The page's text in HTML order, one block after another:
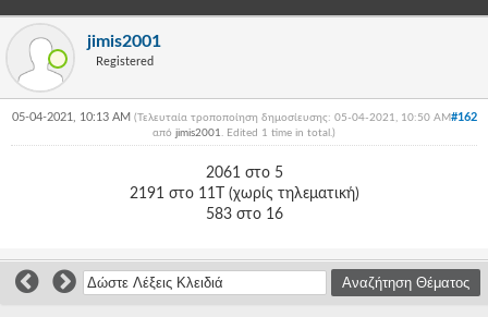
-
-
-
jimis2001
Registered
#162
05-04-2021, 10:13 AM (Τελευταία τροποποίηση δημοσίευσης: 05-04-2021, 10:50 AM
από jimis2001 . Edited 1 time in total.)
2061 στο 5
2191 στο 11Τ (χωρίς τηλεματική)
583 στο 16